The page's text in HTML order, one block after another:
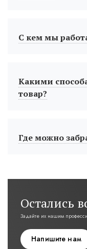
С кем мы
Какими
товар?
Где можно
Остались
Задайте их нашим
Напишите нам